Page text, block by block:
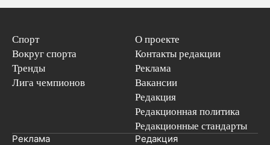
Спорт
Вокруг спорта
Тренды
Лига чемпионов
О проекте
Контакты редакции
Реклама
Вакансии
Редакция
Редакционная политика
Редакционные стандарты
Реклама Редакция